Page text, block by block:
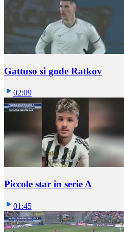
Gattuso si gode Ratkov
02:09
Piccole star in serie A
01:45